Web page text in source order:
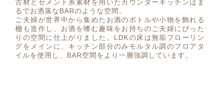
古材とセメント系素材を用いたカウンターキッチンはま
るでお洒落なBARのような空間。
ご夫婦が世界中から集めたお酒のボトルや小物を飾れる
棚も造作し、お酒を嗜む趣味をお持ちのご夫婦にぴった
りの空間に仕上がりました。LDKの床は無垢フローリン
グをメインに、キッチン部分のみモルタル調のフロアタ
イルを使用し、BAR空間をより一層強調しています。